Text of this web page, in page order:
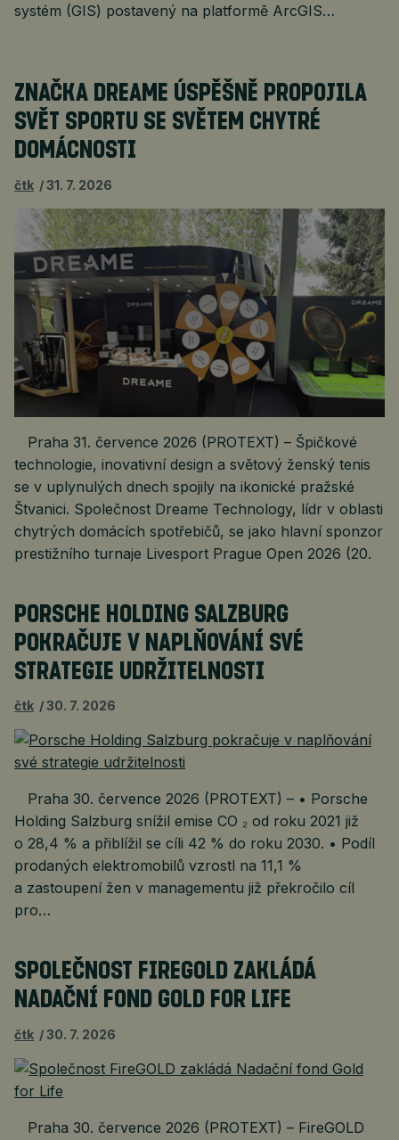
systém (GIS) postavený na platformě ArcGIS…
ZNAČKA DREAME ÚSPĚŠNĚ PROPOJILA
SVĚT SPORTU SE SVĚTEM CHYTRÉ
DOMÁCNOSTI
čtk 31. 7. 2026
Praha 31. července 2026 (PROTEXT) – Špičkové
technologie, inovativní design a světový ženský tenis
se v uplynulých dnech spojily na ikonické pražské
Štvanici. Společnost Dreame Technology, lídr v oblasti
chytrých domácích spotřebičů, se jako hlavní sponzor
prestižního turnaje Livesport Prague Open 2026 (20.
PORSCHE HOLDING SALZBURG
POKRAČUJE V NAPLŇOVÁNÍ SVÉ
STRATEGIE UDRŽITELNOSTI
čtk 30. 7. 2026
Praha 30. července 2026 (PROTEXT) – • Porsche
Holding Salzburg snížil emise CO ₂ od roku 2021 již
o 28,4 % a přiblížil se cíli 42 % do roku 2030. • Podíl
prodaných elektromobilů vzrostl na 11,1 %
a zastoupení žen v managementu již překročilo cíl
pro…
SPOLEČNOST FIREGOLD ZAKLÁDÁ
NADAČNÍ FOND GOLD FOR LIFE
čtk 30. 7. 2026
Praha 30. července 2026 (PROTEXT) – FireGOLD